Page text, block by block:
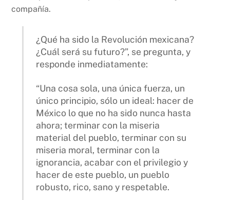
compañía.
¿Qué ha sido la Revolución mexicana?
¿Cuál será su futuro?”, se pregunta, y
responde inmediatamente:
“Una cosa sola, una única fuerza, un
único principio, sólo un ideal: hacer de
México lo que no ha sido nunca hasta
ahora; terminar con la miseria
material del pueblo, terminar con su
miseria moral, terminar con la
ignorancia, acabar con el privilegio y
hacer de este pueblo, un pueblo
robusto, rico, sano y respetable.